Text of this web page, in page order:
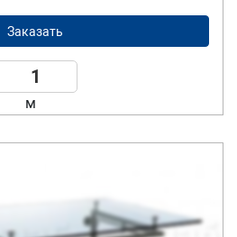
Заказать
м